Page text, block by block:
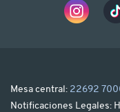
0/100
Mesa central: 22692
Notificaciones Legales: